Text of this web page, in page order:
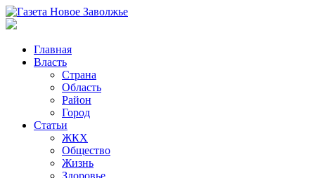
Главная
Власть
Страна
Область
Район
Город
Статьи
ЖКХ
Общество
Жизнь
Здоровье